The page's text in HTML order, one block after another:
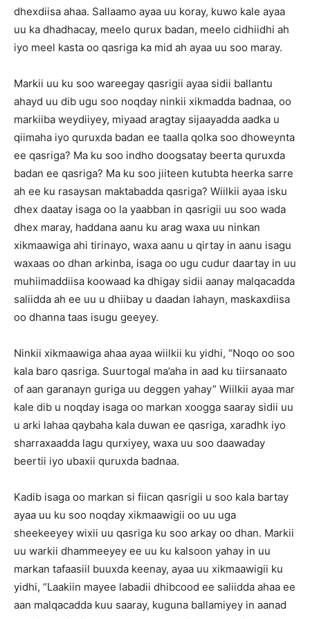
dhexdiisa ahaa. Sallaamo ayaa uu koray, kuwo kale ayaa
uu ka dhadhacay, meelo qurux badan, meelo cidhiidhi ah
iyo meel kasta oo qasriga ka mid ah ayaa uu soo maray.
Markii uu ku soo wareegay qasrigii ayaa sidii ballantu
ahayd uu dib ugu soo noqday ninkii xikmadda badnaa, oo
markiiba weydiiyey, miyaad aragtay sijaayadda aadka u
qiimaha iyo quruxda badan ee taalla qolka soo dhoweynta
ee qasriga? Ma ku soo indho doogsatay beerta quruxda
badan ee qasriga? Ma ku soo jiiteen kutubta heerka sarre
ah ee ku rasaysan maktabadda qasriga? Wiilkii ayaa isku
dhex daatay isaga oo la yaabban in qasrigii uu soo wada
dhex maray, haddana aanu ku arag waxa uu ninkan
xikmaawiga ahi tirinayo, waxa aanu u qirtay in aanu isagu
waxaas oo dhan arkinba, isaga oo ugu cudur daartay in uu
muhiimaddiisa koowaad ka dhigay sidii aanay malqacadda
saliidda ah ee uu u dhiibay u daadan lahayn, maskaxdiisa
oo dhanna taas isugu geeyey.
Ninkii xikmaawiga ahaa ayaa wiilkii ku yidhi, “Noqo oo soo
kala baro qasriga. Suurtogal ma’aha in aad ku tiirsanaato
of aan garanayn guriga uu deggen yahay” Wiilkii ayaa mar
kale dib u noqday isaga oo markan xoogga saaray sidii uu
u arki lahaa qaybaha kala duwan ee qasriga, xaradhk iyo
sharraxaadda lagu qurxiyey, waxa uu soo daawaday
beertii iyo ubaxii quruxda badnaa.
Kadib isaga oo markan si fiican qasrigii u soo kala bartay
ayaa uu ku soo noqday xikmaawigii oo uu uga
sheekeeyey wixii uu qasriga ku soo arkay oo dhan. Markii
uu warkii dhammeeyey ee uu ku kalsoon yahay in uu
markan tafaasiil buuxda keenay, ayaa uu xikmaawigii ku
yidhi, “Laakiin mayee labadii dhibcood ee saliidda ahaa ee
aan malqacadda kuu saaray, kuguna ballamiyey in aanad